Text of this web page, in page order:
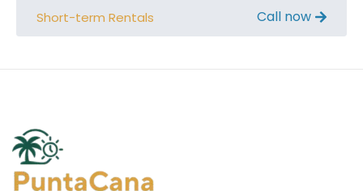
Call now
Short-term Rentals